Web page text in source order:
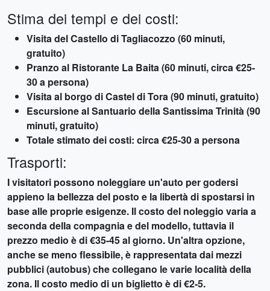
Stima dei tempi e dei costi:
Visita del Castello di Tagliacozzo (60 minuti,
gratuito)
Pranzo al Ristorante La Baita (60 minuti, circa €25-
30 a persona)
Visita al borgo di Castel di Tora (90 minuti, gratuito)
Escursione al Santuario della Santissima Trinità (90
minuti, gratuito)
Totale stimato dei costi: circa €25-30 a persona
Trasporti:
I visitatori possono noleggiare un'auto per godersi
appieno la bellezza del posto e la libertà di spostarsi in
base alle proprie esigenze. Il costo del noleggio varia a
seconda della compagnia e del modello, tuttavia il
prezzo medio è di €35-45 al giorno. Un'altra opzione,
anche se meno flessibile, è rappresentata dai mezzi
pubblici (autobus) che collegano le varie località della
zona. Il costo medio di un biglietto è di €2-5.